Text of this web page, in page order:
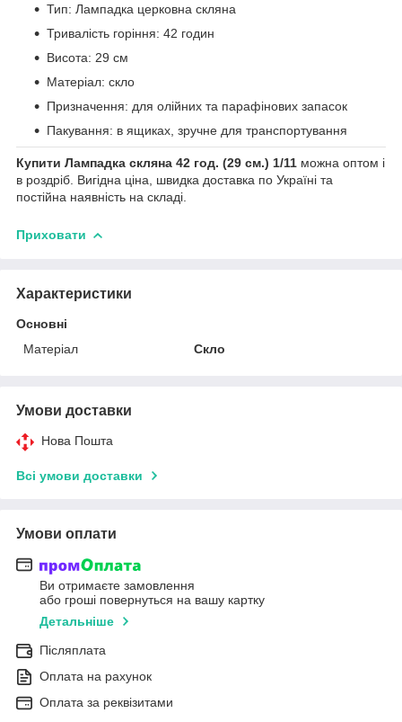
Тип: Лампадка церковна скляна
Тривалість горіння: 42 годин
Висота: 29 см
Матеріал: скло
Призначення: для олійних та парафінових запасок
Пакування: в ящиках, зручне для транспортування
Купити Лампадка скляна 42 год. (29 см.) 1/11 можна оптом і
в роздріб. Вигідна ціна, швидка доставка по Україні та
постійна наявність на складі.
Приховати
Характеристики
Основні
Матеріал
Скло
Умови доставки
Нова Пошта
Всі умови доставки
Умови оплати
Ви отримаєте замовлення
або гроші повернуться на вашу картку
Детальніше
Післяплата
Оплата на рахунок
Оплата за реквізитами